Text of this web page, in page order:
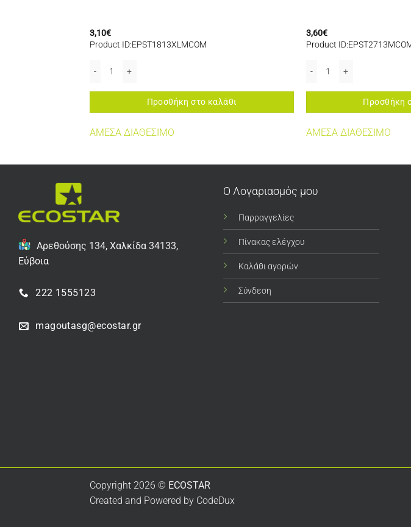
3,10€
Product ID:EPST1813XLMCOM
Προσθήκη στο καλάθι
ΑΜΕΣΑ ΔΙΑΘΕΣΙΜΟ
3,60€
Product
Προσθήκη
ΑΜΕΣΑ ΔΙΑΘΕΣΙΜΟ
Αρεθούσης 134, Χαλκίδα 34133,
Εύβοια
222 1555123
magoutasg@ecostar.gr
Ο Λογαριασμός μου
Παρραγγελίες
Πίνακας ελέγχου
Καλάθι αγορών
Σύνδεση
Copyright 2026 © ECOSTAR
Created and Powered by CodeDux